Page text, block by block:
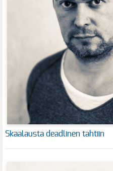
Skaalausta deadlinen tahtiin